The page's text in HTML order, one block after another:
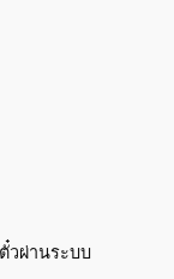
วผ่านระบบ